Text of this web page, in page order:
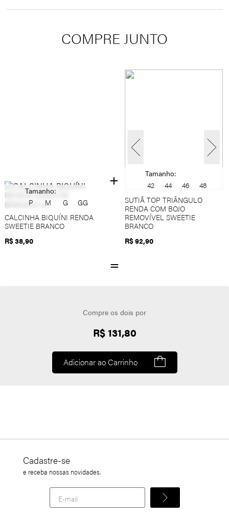
TAMBOR, SECAR NO VARAL À SOMBRA, NÃO PASSAR,
NÃO LIMPAR À SECOCOMPRE JUNTO
Tamanho:
G
GG
M
P
CALCINHA BIQUÍNI RENDA
SWEETIE BRANCO
R$ 38,90
Tamanho:
42
44 46
48
SUTIÃ TOP TRIÂNGULO
RENDA COM BOJO
REMOVÍVEL SWEETIE
BRANCO
R$ 92,90
Compre os dois por
R$ 131,80
Adicionar ao Carrinho
Cadastre-se
e receba nossas novidades.